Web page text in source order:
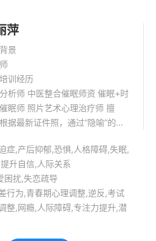
前压力，死亡恐惧，恐惧心理等
情绪困扰 个人成长：情绪调节，
知，自卑，胆小惯弱，性格暴
有主见，性格孤僻、敏感多疑，
伤 性心理：各种性心理障碍 催
：放松减压，提升自信，帮助安
节情绪，缓解焦虑症强迫症 简
、咨询、上千案例的积累，上万
咨询经验，形成有效判断、精准
标本兼治的专业咨询能力，为强
虑、抑郁、个人成长、恋爱、婚
感、人际关系、自卑、分离、哀
萍
景
训经历
合催眠师资 催眠+时
艺术心理治疗师 擅
据最新证件照，通过“隐喻”的言
和社会功能之间的关系。
症,产后抑郁,恐惧,人格障碍,失眠,
升自信,人际关系
困扰,失恋疏导
行为,青春期心理调整,逆反,考试
整,网瘾,人际障碍,专注力提升,潜